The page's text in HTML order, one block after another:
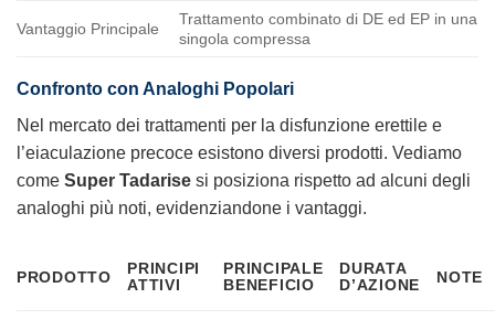
Vantaggio Principale
Trattamento combinato di DE ed EP in una
singola compressa
Confronto con Analoghi Popolari
Nel mercato dei trattamenti per la disfunzione erettile e
l’eiaculazione precoce esistono diversi prodotti. Vediamo
come Super Tadarise si posiziona rispetto ad alcuni degli
analoghi più noti, evidenziandone i vantaggi.
PRODOTTO
PRINCIPI
ATTIVI
PRINCIPALE
BENEFICIO
DURATA
D’AZIONE
NOTE